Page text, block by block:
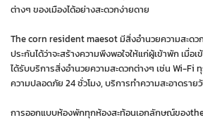
ต่างๆ ของเมืองได้อย่างสะดวกง่ายดาย
The corn resident maesot มีสิ่งอำนวยความสะดว
ประกันได้ว่าจะสร้างความพึงพอใจให้แก่ผู้เข้าพัก เมื่อ
ได้รับบริการสิ่งอำนวยความสะดวกต่างๆ เช่น Wi-Fi
ความปลอดภัย 24 ชั่วโมง, บริการทำความสะอาดราย
การออกแบบห้องพักทุกห้องสะท้อนเอกลักษณ์ของ